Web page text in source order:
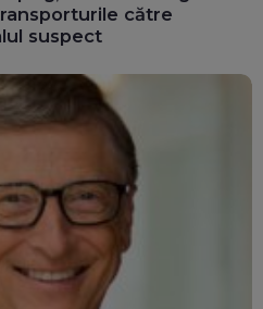
către
suspect